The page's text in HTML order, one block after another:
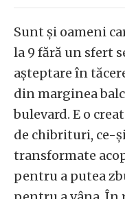
Sunt și oameni
la 9 fără un sfert
așteptare în
din marginea
bulevard. E o
de chibrituri, ce-
transformate
pentru a putea